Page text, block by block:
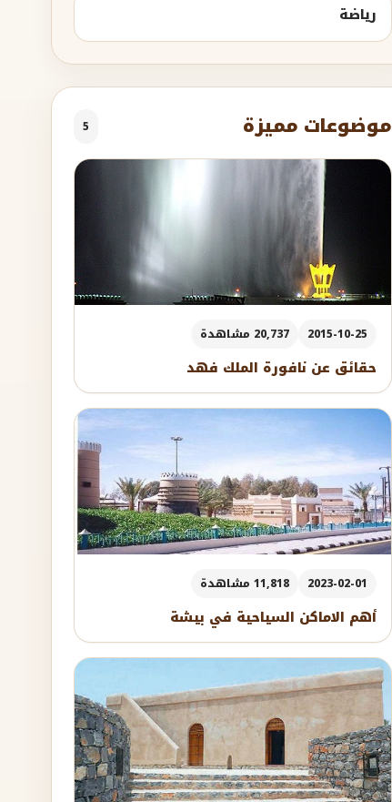
رياضة
موضوعات مميزة 5
2015-10-25 20,737 مشاهدة
حقائق عن نافورة الملك فهد
2023-02-01 11,818 مشاهدة
أهم الاماكن السياحية في بيشة